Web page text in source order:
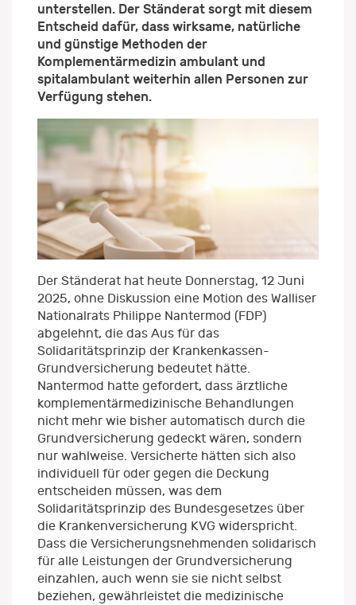
unterstellen. Der Ständerat sorgt mit diesem
Entscheid dafür, dass wirksame, natürliche
und günstige Methoden der
Komplementärmedizin ambulant und
spitalambulant weiterhin allen Personen zur
Verfügung stehen.
Der Ständerat hat heute Donnerstag, 12 Juni
2025, ohne Diskussion eine Motion des Walliser
Nationalrats Philippe Nantermod (FDP)
abgelehnt, die das Aus für das
Solidaritätsprinzip der Krankenkassen-
Grundversicherung bedeutet hätte.
Nantermod hatte gefordert, dass ärztliche
komplementärmedizinische Behandlungen
nicht mehr wie bisher automatisch durch die
Grundversicherung gedeckt wären, sondern
nur wahlweise. Versicherte hätten sich also
individuell für oder gegen die Deckung
entscheiden müssen, was dem
Solidaritätsprinzip des Bundesgesetzes über
die Krankenversicherung KVG widerspricht.
Dass die Versicherungsnehmenden solidarisch
für alle Leistungen der Grundversicherung
einzahlen, auch wenn sie sie nicht selbst
beziehen, gewährleistet die medizinische